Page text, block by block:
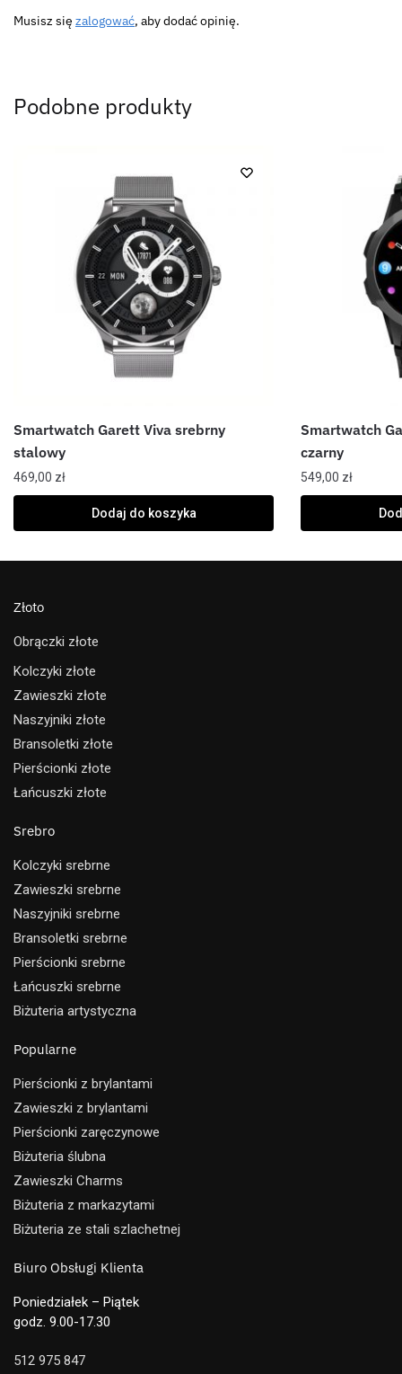
Musisz się zalogować, aby dodać opinię.
Podobne produkty
Smartwatch Garett Viva srebrny
stalowy
469,00 zł
Dodaj do koszyka
Smartwatch
czarny
549,00 zł
Złoto
Obrączki złote
Kolczyki złote
Zawieszki złote
Naszyjniki złote
Bransoletki złote
Pierścionki złote
Łańcuszki złote
Srebro
Kolczyki srebrne
Zawieszki srebrne
Naszyjniki srebrne
Bransoletki srebrne
Pierścionki srebrne
Łańcuszki srebrne
Biżuteria artystyczna
Popularne
Pierścionki z brylantami
Zawieszki z brylantami
Pierścionki zaręczynowe
Biżuteria ślubna
Zawieszki Charms
Biżuteria z markazytami
Biżuteria ze stali szlachetnej
Biuro Obsługi Klienta
Poniedziałek – Piątek
godz. 9.00-17.30
512 975 847